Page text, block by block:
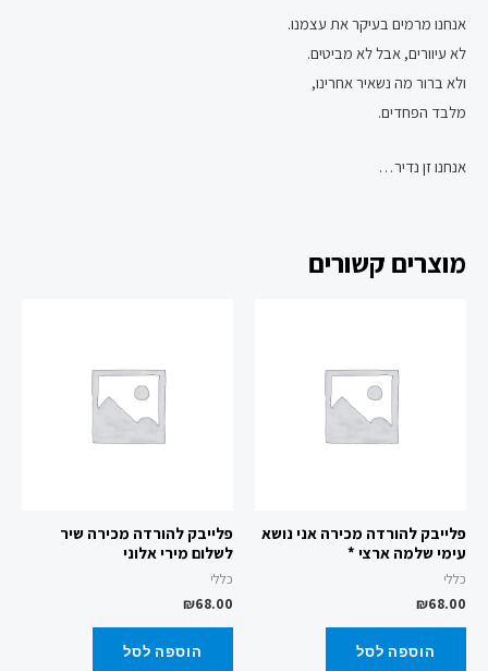
אנחנו מרמים בעיקר את עצמנו.
לא עיוורים, אבל לא מביטים.
ולא ברור מה נשאיר אחרינו,
מלבד הפחדים.
אנחנו זן נדיר…
מוצרים קשורים
פלייבק להורדה מכירה אני נושא
עימי שלמה ארצי *
כללי
₪68.00
הוספה לסל
פלייבק להורדה מכירה שיר
לשלום מירי אלוני
כללי
₪68.00
הוספה לסל